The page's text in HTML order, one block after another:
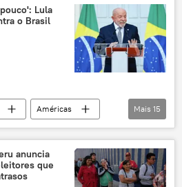
juventude
de eleitor
Lula
o Brasil
Américas
Inácio Lula da Silva
Estados Unidos
EUA
Mais 15
anuncia
que